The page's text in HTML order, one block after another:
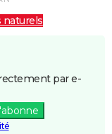
naturels
par e-